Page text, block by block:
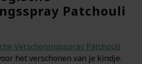
Patchouli
Verschoningsspray Patchouli
het verschonen van je kindje.